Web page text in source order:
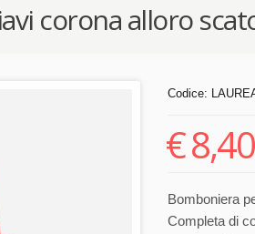
corona alloro
Codice:
€8,40
Bomboniera
Completa di